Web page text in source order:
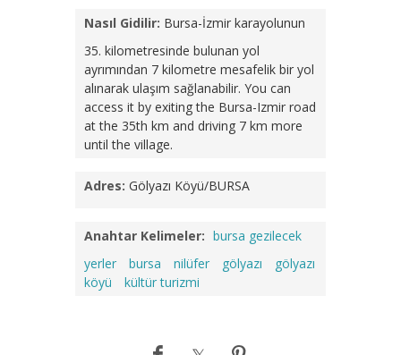
Nasıl Gidilir: Bursa-İzmir karayolunun
35. kilometresinde bulunan yol
ayrımından 7 kilometre mesafelik bir yol
alınarak ulaşım sağlanabilir. You can
access it by exiting the Bursa-Izmir road
at the 35th km and driving 7 km more
until the village.
Adres: Gölyazı Köyü/BURSA
Anahtar Kelimeler: bursa gezilecek
yerler
bursa nilüfer gölyazı
gölyazı
köyü
kültür turizmi